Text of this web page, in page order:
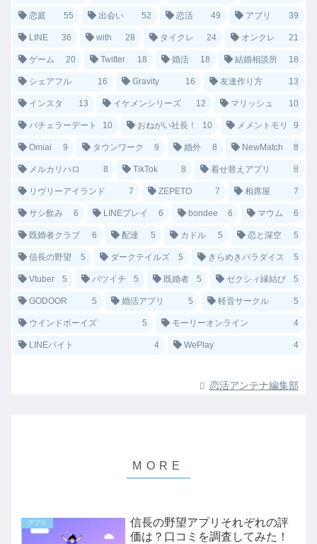
恋庭 55 出会い 52 恋活 49 アプリ 39
LINE 36 with 28 タイクレ 24 オンクレ 21
ゲーム 20 Twitter 18 婚活 18 結婚相談所 18
シェアフル 16 Gravity 16 友達作り方 13
インスタ 13 イケメンシリーズ 12 マリッシュ 10
バチェラーデート 10 おねがい社長！ 10 メメントモリ 9
Omiai 9 タウンワーク 9 婚外 8 NewMatch 8
メルカリハロ 8 TikTok 8 着せ替えアプリ 8
リヴリーアイランド 7 ZEPETO 7 相席屋 7
サシ飲み 6 LINEプレイ 6 bondee 6 マウム 6
既婚者クラブ 6 配達 5 カドル 5 恋と深空 5
信長の野望 5 ダークテイルズ 5 きらめきパラダイス 5
Vtuber 5 バツイチ 5 既婚者 5 ゼクシィ縁結び 5
GODOOR 5 婚活アプリ 5 軽音サークル 5
ウインドボーイズ 5 モーリーオンライン 4
LINEバイト 4 WePlay 4
恋活アンテナ編集部
アプリ
信長の野望アプリそれぞれの評
価は？口コミを調査してみた！